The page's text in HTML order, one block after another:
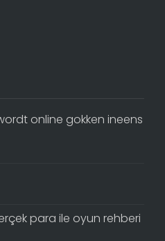
online gokken ineens
para ile oyun rehberi